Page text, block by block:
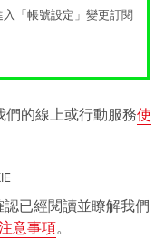
入「帳號設定」變更訂閱
的線上或行動服務使
已經閱讀並瞭解我們
意事項。